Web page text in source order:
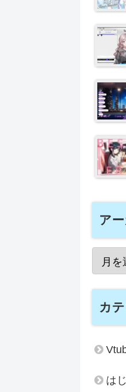
ア
カ
は